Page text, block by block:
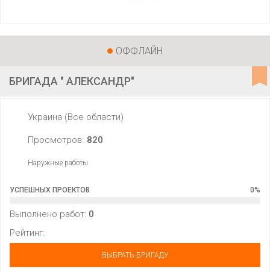
ОФФЛАЙН
БРИГАДА " АЛЕКСАНДР"
Украина (Все области)
Просмотров: 820
Наружные работы
УСПЕШНЫХ ПРОЕКТОВ 0%
Выполнено работ: 0
Рейтинг:
ВЫБРАТЬ БРИГАДУ